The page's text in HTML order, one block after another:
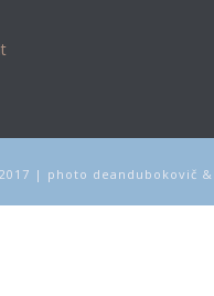
| photo deandubokovič &